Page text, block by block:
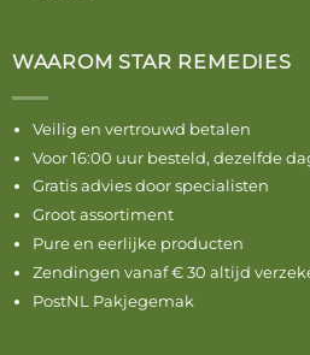
WAAROM STAR REMEDIES
Veilig en vertrouwd betalen
Voor 16:00 uur besteld, dezelfde
Gratis advies door specialisten
Groot assortiment
Pure en eerlijke producten
Zendingen vanaf € 30 altijd
PostNL Pakjegemak